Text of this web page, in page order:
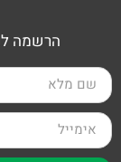
הרשמה